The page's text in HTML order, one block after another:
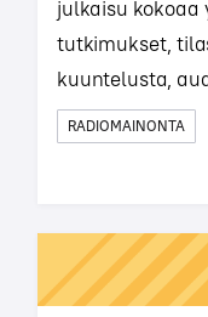
julkaisu kokoaa
tutkimukset,
kuuntelusta,
RADIOMAINONTA